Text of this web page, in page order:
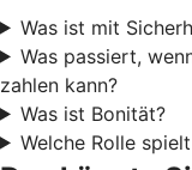
Was ist mit
Was passiert,
zahlen kann?
Was ist Bonität?
Welche Rolle